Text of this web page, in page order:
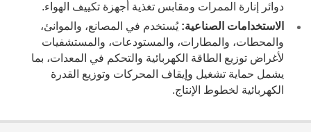
دوائر إنارة الممرات ومقابس تغذية أجهزة تكييف الهواء.
الاستخدامات الصناعية: يُستخدم في المصانع، والموانئ،
والمحطات، والمطارات، والمستودعات، والمستشفيات
لأغراض توزيع الطاقة الكهربائية والتحكم في المعدات، بما
يشمل حماية تشغيل وإيقاف المحركات وتوزيع القدرة
الكهربائية لخطوط الإنتاج.